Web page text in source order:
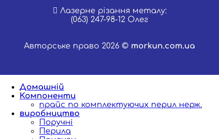
Лазерне різання металу:
(063) 247-98-12 Олег
Авторське право 2026 © morkun.com.ua
Домашній
Компоненти
прайс по комплектуючих перил нерж.
виробництво
Поручні
Перила